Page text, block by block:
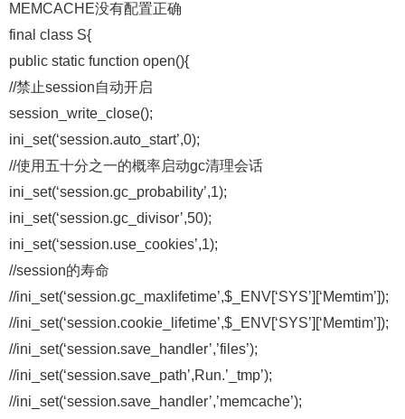
MEMCACHE没有配置正确
final class S{
public static function open(){
//禁止session自动开启
session_write_close();
ini_set(‘session.auto_start’,0);
//使用五十分之一的概率启动gc清理会话
ini_set(‘session.gc_probability’,1);
ini_set(‘session.gc_divisor’,50);
ini_set(‘session.use_cookies’,1);
//session的寿命
//ini_set(‘session.gc_maxlifetime’,$_ENV[‘SYS’][‘Memtim’]);
//ini_set(‘session.cookie_lifetime’,$_ENV[‘SYS’][‘Memtim’]);
//ini_set(‘session.save_handler’,’files’);
//ini_set(‘session.save_path’,Run.’_tmp’);
//ini_set(‘session.save_handler’,’memcache’);